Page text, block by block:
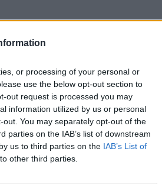
or processing of your personal or
use the below opt-out section to
out request is processed you may
information utilized by us or personal
You may separately opt-out of the
parties on the IAB’s list of downstream
us to third parties on the IAB’s List of
other third parties.